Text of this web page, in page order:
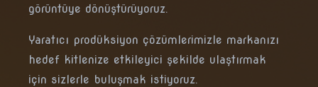
görüntüye dönüştürüyoruz.
Yaratıcı prodüksiyon çözümlerimizle markanızı
hedef kitlenize etkileyici şekilde ulaştırmak
için sizlerle buluşmak istiyoruz.